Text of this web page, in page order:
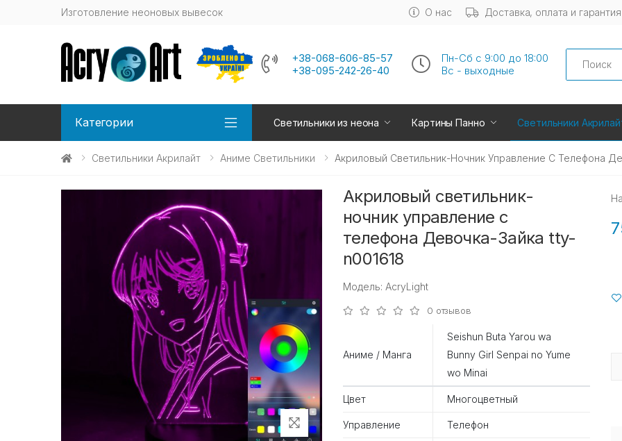
Изготовление неоновых вывесок О нас Доставка, оплата и гарантия
+38-068-606-85-57
+38-095-242-26-40
Пн-Сб с 9:00 до 18:00
Вс - выходные
Search
Категории Светильники из неона Картины Панно Светильники
Светильники Акрилайт Аниме Светильники Акриловый Светильник-Ночник Управление С Телефона
Акриловый светильник-
ночник управление с
телефона Девочка-Зайка tty-
n001618
Модель: AcryLight
0 отзывов
Аниме / Манга
Seishun Buta Yarou wa
Bunny Girl Senpai no Yume
wo Minai
Цвет Многоцветный
Управление Телефон